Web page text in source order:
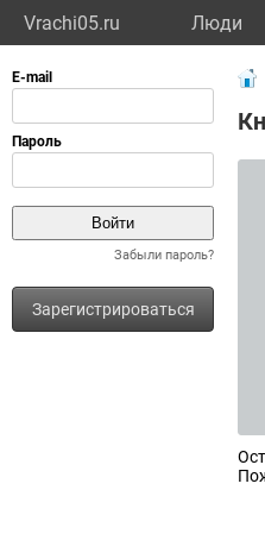
Vrachi05.ru Люди
Забыли пароль?
Зарегистрироваться